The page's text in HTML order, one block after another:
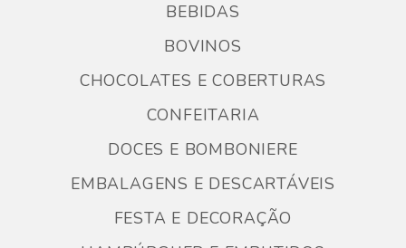
BEBIDAS
BOVINOS
CHOCOLATES E COBERTURAS
CONFEITARIA
DOCES E BOMBONIERE
EMBALAGENS E DESCARTÁVEIS
FESTA E DECORAÇÃO